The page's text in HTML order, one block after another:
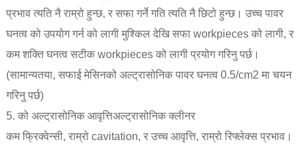
प्रभाव त्यति नै राम्रो हुन्छ, र सफा गर्ने गति त्यति नै छिटो हुन्छ। उच्च पावर
घनत्व को उपयोग गर्न को लागी मुश्किल देखि सफा workpieces को लागी, र
कम शक्ति घनत्व सटीक workpieces को लागी प्रयोग गरिनु पर्छ।
(सामान्यतया, सफाई मेसिनको अल्ट्रासोनिक पावर घनत्व 0.5/cm2 मा चयन
गरिनु पर्छ)
5. को अल्ट्रासोनिक आवृत्तिअल्ट्रासोनिक क्लीनर
कम फ्रिक्वेन्सी, राम्रो cavitation, र उच्च आवृत्ति, राम्रो रिफ्लेक्स प्रभाव।